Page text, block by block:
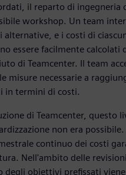
il reparto di ingegneria
workshop. Un team
alternative, e i costi di
essere facilmente calcolati
di Teamcenter. Il team
misure necessarie a
in termini di costi.
di Teamcenter, questo
non era possibile.
continuo dei costi
Nell'ambito delle
degli obiettivi prefissati viene